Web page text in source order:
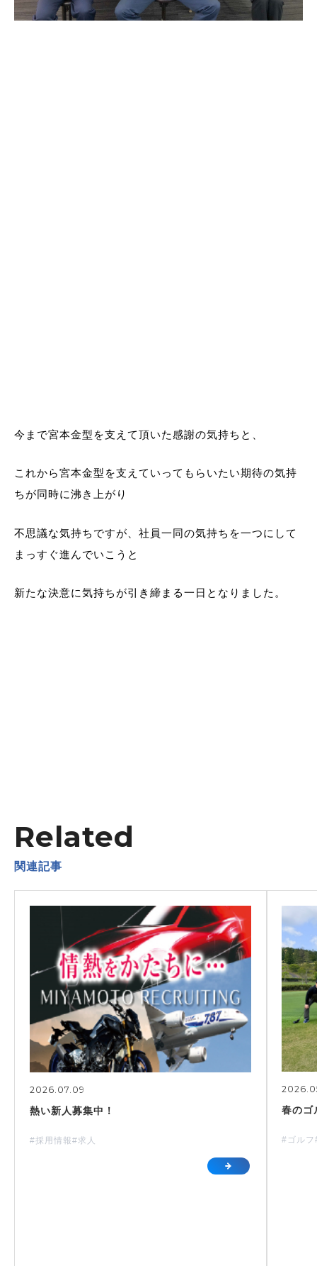
今まで宮本金型を支えて頂いた感謝の気持ちと、
これから宮本金型を支えていってもらいたい期待の気持
ちが同時に沸き上がり
不思議な気持ちですが、社員一同の気持ちを一つにして
まっすぐ進んでいこうと
新たな決意に気持ちが引き締まる一日となりました。
Related
関連記事
2026.07.09
熱い新人募集中！
#採用情報#求人
春のゴ
#ゴルフ